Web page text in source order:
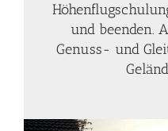
und beenden.
Genuss- und